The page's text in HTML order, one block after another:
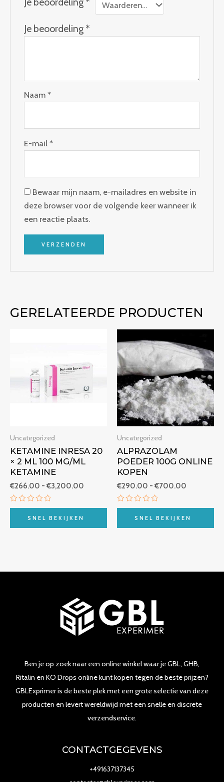
Je beoordeling *
Naam*
E-mail*
Bewaar mijn naam, e-mailadres en website in
deze browser voor de volgende keer wanneer ik
een reactie plaats.
GERELATEERDE PRODUCTEN
Uncategorized
KETAMINE INRESA 20
× 2 ML 100 MG/ML
KETAMINE
€266.00 - €3,200.00
€3,200.00
Beoordeeld
van
SNEL BEKIJKEN
Uncategorized
ALPRAZOLAM
POEDER 100G ONLINE
KOPEN
€290.00 - €700.00
€290.00
tot
€700.00
Beoordeeld
van
SNEL BEKIJKEN
Ben je op zoek naar een online winkel waar je GBL, GHB,
Ritalin en KO Drops online kunt kopen tegen de beste prijzen?
GBLExprimer is de beste plek met een grote selectie van deze
producten en levert wereldwijd met een snelle en discrete
verzendservice.
CONTACTGEGEVENS
+491637137345